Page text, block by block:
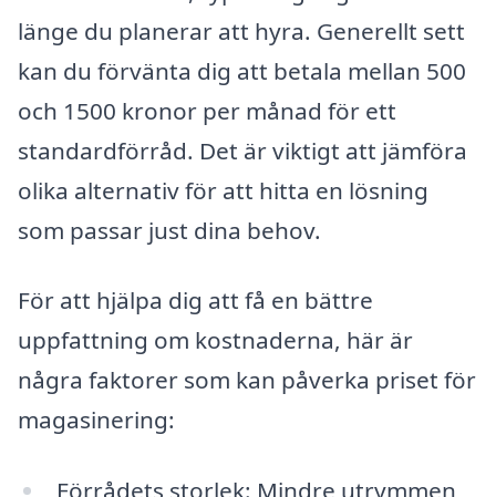
länge du planerar att hyra. Generellt sett
kan du förvänta dig att betala mellan 500
och 1500 kronor per månad för ett
standardförråd. Det är viktigt att jämföra
olika alternativ för att hitta en lösning
som passar just dina behov.
För att hjälpa dig att få en bättre
uppfattning om kostnaderna, här är
några faktorer som kan påverka priset för
magasinering:
Förrådets storlek: Mindre utrymmen